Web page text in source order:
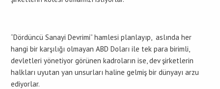
“Dördüncü Sanayi Devrimi” hamlesi planlayıp, aslında her
hangi bir karşılığı olmayan ABD Doları ile tek para birimli,
devletleri yönetiyor görünen kadroların ise, dev şirketlerin
halkları uyutan yan unsurları haline gelmiş bir dünyayı arzu
ediyorlar.